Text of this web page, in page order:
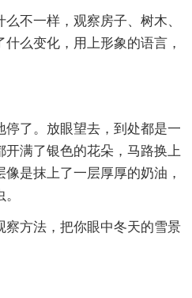
不一样，观察房子、树木、
么变化，用上形象的语言，
停了。放眼望去，到处都是一
开满了银色的花朵，马路换上
是抹上了一层厚厚的奶油，
察方法，把你眼中冬天的雪景